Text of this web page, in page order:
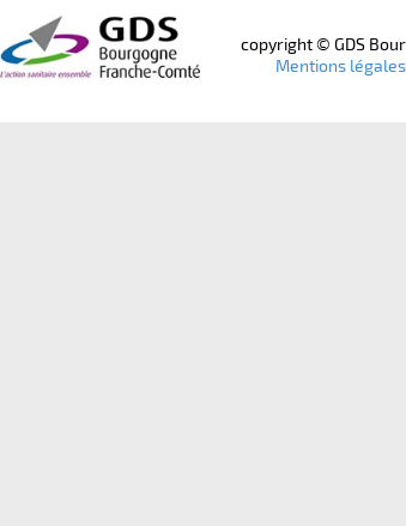
copyright © GDS
Mentions légales